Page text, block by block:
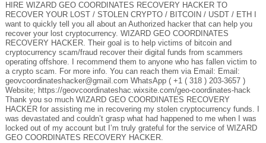
HIRE WIZARD GEO COORDINATES RECOVERY HACKER TO
RECOVER YOUR LOST / STOLEN CRYPTO / BITCOIN / USDT / ETH I
want to quickly tell you all about an Authorized hacker that can help you
recover your lost cryptocurrency. WIZARD GEO COORDINATES
RECOVERY HACKER. Their goal is to help victims of bitcoin and
cryptocurrency scam/fraud recover their digital funds from scammers
operating offshore. I recommend them to anyone who has fallen victim to
a crypto scam. For more info. You can reach them via Email: Email:
geovcoordinateshacker@gmail.com WhatsApp ( +1 ( 318 ) 203-3657 )
Website; https://geovcoordinateshac.wixsite.com/geo-coordinates-hack
Thank you so much WIZARD GEO COORDINATES RECOVERY
HACKER for assisting me in recovering my stolen cryptocurrency funds. I
was devastated and couldn’t grasp what had happened to me when I was
locked out of my account but I’m truly grateful for the service of WIZARD
GEO COORDINATES RECOVERY HACKER.